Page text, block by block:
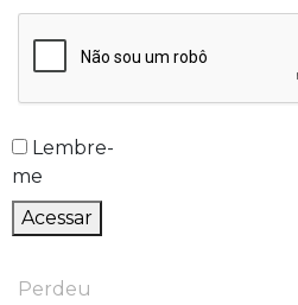
Lembre-
me
Acessar
Perdeu